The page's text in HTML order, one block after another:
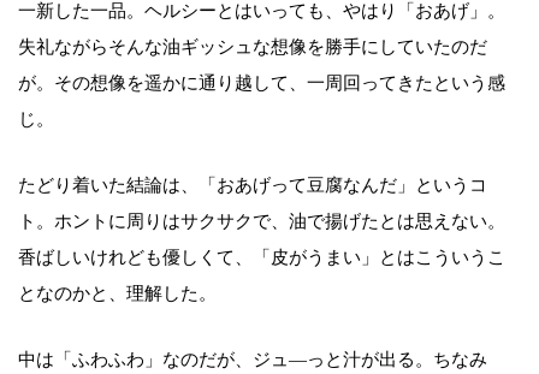
一新した一品。ヘルシーとはいっても、やはり「おあげ」。
失礼ながらそんな油ギッシュな想像を勝手にしていたのだ
が。その想像を遥かに通り越して、一周回ってきたという感
じ。
たどり着いた結論は、「おあげって豆腐なんだ」というコ
ト。ホントに周りはサクサクで、油で揚げたとは思えない。
香ばしいけれども優しくて、「皮がうまい」とはこういうこ
となのかと、理解した。
中は「ふわふわ」なのだが、ジュ―っと汁が出る。ちなみ